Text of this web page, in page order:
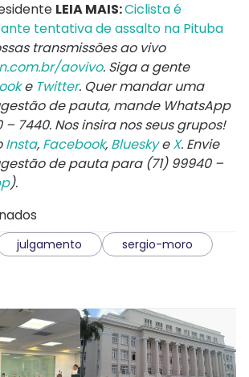
LEIA MAIS:Ciclista é
tentativa de assalto na Pituba
transmissões ao vivo
aovivo. Siga a gente
e Twitter. Quer mandar uma
de pauta, mande WhatsApp
– 7440. Nos insira nos seus grupos!
Insta, Facebook, BlueskyeX. Envie
de pauta para (71) 99940 –
).
julgamento sergio-moro